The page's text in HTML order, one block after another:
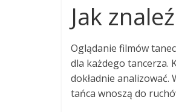
Jak
Oglądanie filmów
dla każdego tancerza.
dokładnie analizować.
tańca wnoszą do